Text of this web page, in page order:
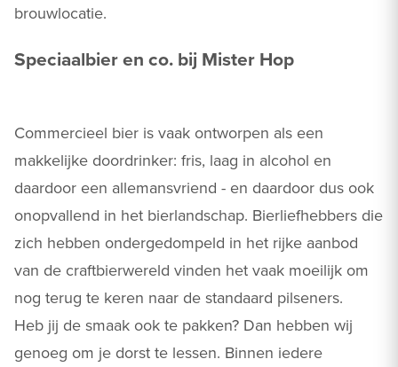
brouwlocatie.
Speciaalbier en co. bij Mister Hop
Commercieel bier is vaak ontworpen als een
makkelijke doordrinker: fris, laag in alcohol en
daardoor een allemansvriend - en daardoor dus ook
onopvallend in het bierlandschap. Bierliefhebbers die
zich hebben ondergedompeld in het rijke aanbod
van de craftbierwereld vinden het vaak moeilijk om
nog terug te keren naar de standaard pilseners.
Heb jij de smaak ook te pakken? Dan hebben wij
genoeg om je dorst te lessen. Binnen iedere